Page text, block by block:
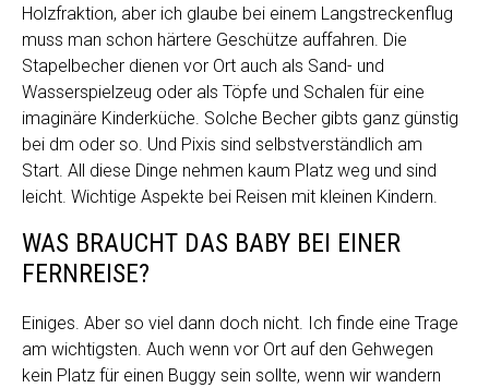
Holzfraktion, aber ich glaube bei einem Langstreckenflug
muss man schon härtere Geschütze auffahren. Die
Stapelbecher dienen vor Ort auch als Sand- und
Wasserspielzeug oder als Töpfe und Schalen für eine
imaginäre Kinderküche. Solche Becher gibts ganz günstig
bei dm oder so. Und Pixis sind selbstverständlich am
Start. All diese Dinge nehmen kaum Platz weg und sind
leicht. Wichtige Aspekte bei Reisen mit kleinen Kindern.
WAS BRAUCHT DAS BABY BEI EINER
FERNREISE?
Einiges. Aber so viel dann doch nicht. Ich finde eine Trage
am wichtigsten. Auch wenn vor Ort auf den Gehwegen
kein Platz für einen Buggy sein sollte, wenn wir wandern